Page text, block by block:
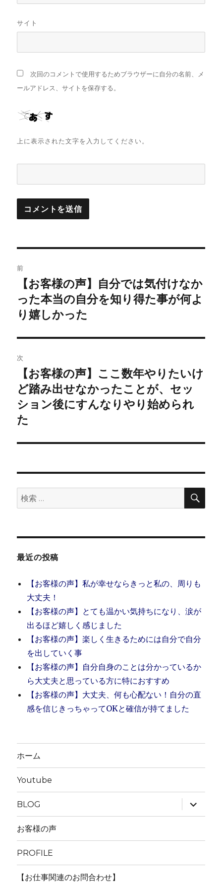
サイト
次回のコメントで使用するためブラウザーに自分の名前、メ
ールアドレス、サイトを保存する。
上に表示された文字を入力してください。
稿
ナ
ビ
ゲ
ー
シ
ョ
ン
前
の
投
【お客様の声】自分では気付けなか
った本当の自分を知り得た事が何よ
り嬉しかった
次
の
投
稿:
【お客様の声】ここ数年やりたいけ
ど踏み出せなかったことが、セッ
ション後にすんなりやり始められ
た
検
索:
検
最近の投稿
【お客様の声】私が幸せならきっと私の、周りも
大丈夫！
【お客様の声】とても温かい気持ちになり、涙が
出るほど嬉しく感じました
【お客様の声】楽しく生きるためには自分で自分
を出していく事
【お客様の声】自分自身のことは分かっているか
ら大丈夫と思っている方に特におすすめ
【お客様の声】大丈夫、何も心配ない！自分の直
感を信じきっちゃってOKと確信が持てました
ホーム
Youtube
BLOG
ブ
メ
ー
開
お客様の声
PROFILE
【お仕事関連のお問合わせ】